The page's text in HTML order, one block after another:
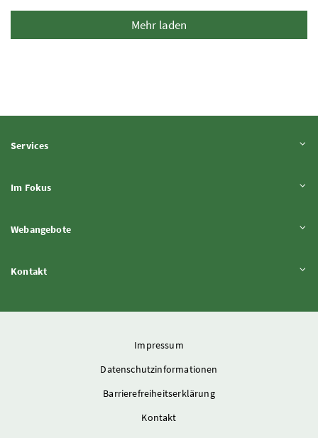
Mehr laden
ServicesInhalt aufklappen
Im FokusInhalt aufklappen
WebangeboteInhalt aufklappen
KontaktInhalt aufklappen
Impressum
Datenschutzinformationen
Barrierefreiheitserklärung
Kontakt